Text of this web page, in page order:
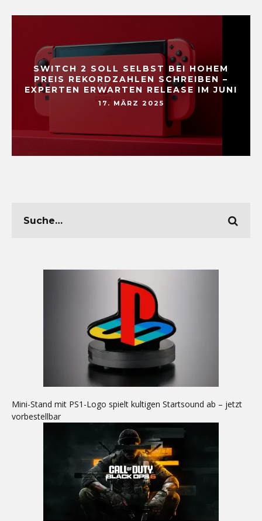
SWITCH 2 SOLL SELBST BEI HOHEM
PREIS REKORDZAHLEN SCHREIBEN –
EXPERTEN ERWARTEN RELEASE IM JUNI
17. MÄRZ 2025
Mini-Stand mit PS1-Logo spielt kultigen Startsound ab – jetzt
vorbestellbar